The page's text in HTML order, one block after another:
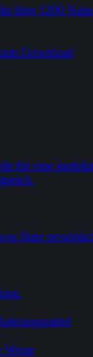
über 1200
Download
für eine
Ihrer
Weise